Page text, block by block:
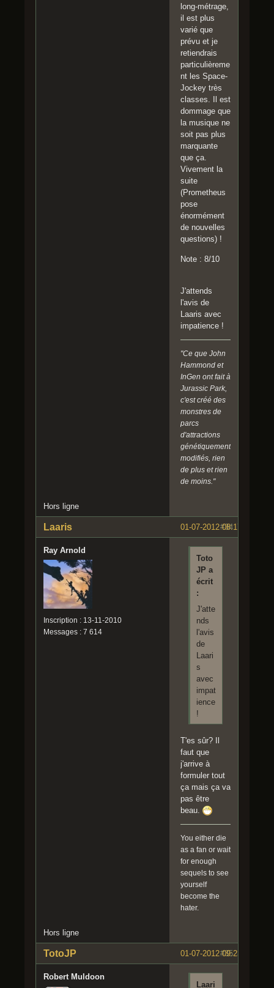
long-métrage,
il est plus
varié que
prévu et je
retiendrais
particulièreme
nt les Space-
Jockey très
classes. Il est
dommage que
la musique ne
soit pas plus
marquante
que ça.
Vivement la
suite
(Prometheus
pose
énormément
de nouvelles
questions) !
Note : 8/10
J'attends
l'avis de
Laaris avec
impatience !
"Ce que John
Hammond et
InGen ont fait à
Jurassic Park,
c'est créé des
monstres de
parcs
d'attractions
génétiquement
modifiés, rien
de plus et rien
de moins."
Hors ligne
#34
01-07-2012 08:17:05
Laaris
Ray Arnold
Inscription : 13-11-2010
Messages : 7 614
Toto
JP a
écrit
:
J'atte
nds
l'avis
de
Laari
s
avec
impat
ience
!
T'es sûr? Il
faut que
j'arrive à
formuler tout
ça mais ça va
pas être
beau.
You either die
as a fan or wait
for enough
sequels to see
yourself
become the
hater.
Hors ligne
#35
01-07-2012 09:23:36
TotoJP
Robert Muldoon
Laari